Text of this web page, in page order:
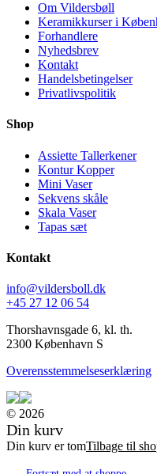
Om Vildersbøll
Keramikkurser i
Forhandlere
Nyhedsbrev
Kontakt
Handelsbetingelser
Privatlivspolitik
Shop
Assiette Tallerkener
Kontur Kopper
Mini Vaser
Sekvens skåle
Skala Vaser
Tapas sæt
Kontakt
info@vildersboll.dk
+45 27 12 06 54
Thorshavnsgade 6, kl. th.
2300 København S
Overensstemmelseserklæring
© 2026
Din kurv
Din kurv er tomTilbage til